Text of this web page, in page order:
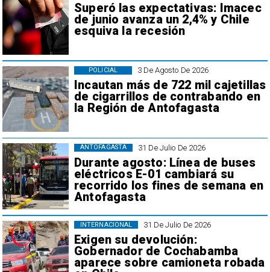
Superó las expectativas: Imacec
de junio avanza un 2,4% y Chile
esquiva la recesión
3 De Agosto De 2026
Incautan más de 722 mil cajetillas
de cigarrillos de contrabando en
la Región de Antofagasta
POLICIAL
31 De Julio De 2026
Durante agosto: Línea de buses
eléctricos E-01 cambiará su
recorrido los fines de semana en
Antofagasta
ANTOFAGASTA
31 De Julio De 2026
Exigen su devolución:
Gobernador de Cochabamba
aparece sobre camioneta robada
INTERNACIONAL